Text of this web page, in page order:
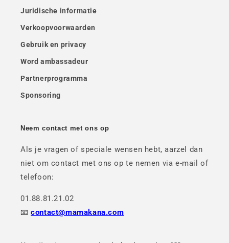
Juridische informatie
Verkoopvoorwaarden
Gebruik en privacy
Word ambassadeur
Partnerprogramma
Sponsoring
Neem contact met ons op
Als je vragen of speciale wensen hebt, aarzel dan
niet om contact met ons op te nemen via e-mail of
telefoon:
01.88.81.21.02
📧contact@mamakana.com